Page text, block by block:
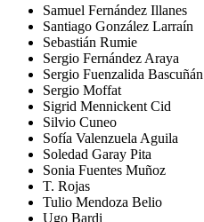
Samuel Fernández Illanes
Santiago González Larraín
Sebastián Rumie
Sergio Fernández Araya
Sergio Fuenzalida Bascuñán
Sergio Moffat
Sigrid Mennickent Cid
Silvio Cuneo
Sofía Valenzuela Aguila
Soledad Garay Pita
Sonia Fuentes Muñoz
T. Rojas
Tulio Mendoza Belio
Ugo Bardi